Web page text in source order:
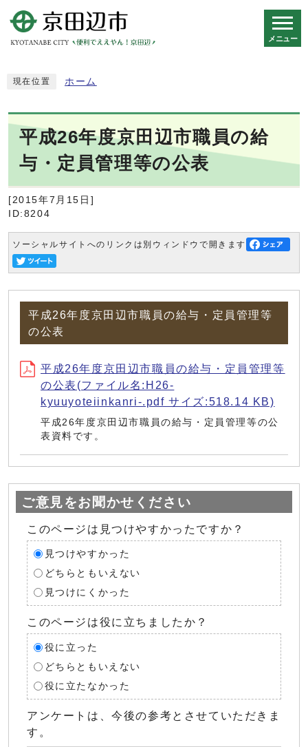
メニュー
現在位置 ホーム
平成26年度京田辺市職員の給
与・定員管理等の公表
[2015年7月15日]
ID:8204
ソーシャルサイトへのリンクは別ウィンドウで開きます
平成26年度京田辺市職員の給与・定員管理等
の公表
平成26年度京田辺市職員の給与・定員管理等
の公表(ファイル名:H26-
kyuuyoteiinkanri-.pdf サイズ:518.14 KB)
平成26年度京田辺市職員の給与・定員管理等の公
表資料です。
ご意見をお聞かせください
このページは見つけやすかったですか？
見つけやすかった
どちらともいえない
見つけにくかった
このページは役に立ちましたか？
役に立った
どちらともいえない
役に立たなかった
アンケートは、今後の参考とさせていただきま
す。